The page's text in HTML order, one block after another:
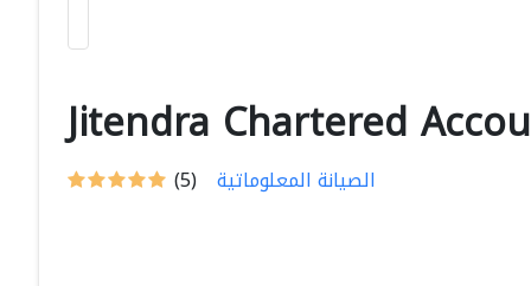
Jitendra Chartered
(5) الصيانة المعلوماتية